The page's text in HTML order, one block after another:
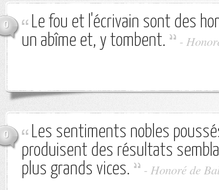
0
Le fou et l'écrivain sont des
un abîme et, y tombent.
-
0
Les sentiments nobles
produisent des résultats
plus grands vices.
- Honoré de